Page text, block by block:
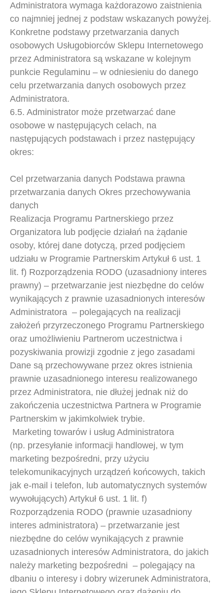
Administratora wymaga każdorazowo zaistnienia
co najmniej jednej z podstaw wskazanych powyżej.
Konkretne podstawy przetwarzania danych
osobowych Usługobiorców Sklepu Internetowego
przez Administratora są wskazane w kolejnym
punkcie Regulaminu – w odniesieniu do danego
celu przetwarzania danych osobowych przez
Administratora.
6.5. Administrator może przetwarzać dane
osobowe w następujących celach, na
następujących podstawach i przez następujący
okres:
Cel przetwarzania danych Podstawa prawna
przetwarzania danych Okres przechowywania
danych
Realizacja Programu Partnerskiego przez
Organizatora lub podjęcie działań na żądanie
osoby, której dane dotyczą, przed podjęciem
udziału w Programie Partnerskim Artykuł 6 ust. 1
lit. f) Rozporządzenia RODO (uzasadniony interes
prawny) – przetwarzanie jest niezbędne do celów
wynikających z prawnie uzasadnionych interesów
Administratora – polegających na realizacji
założeń przyrzeczonego Programu Partnerskiego
oraz umożliwieniu Partnerom uczestnictwa i
pozyskiwania prowizji zgodnie z jego zasadami
Dane są przechowywane przez okres istnienia
prawnie uzasadnionego interesu realizowanego
przez Administratora, nie dłużej jednak niż do
zakończenia uczestnictwa Partnera w Programie
Partnerskim w jakimkolwiek trybie.
Marketing towarów i usług Administratora
(np. przesyłanie informacji handlowej, w tym
marketing bezpośredni, przy użyciu
telekomunikacyjnych urządzeń końcowych, takich
jak e-mail i telefon, lub automatycznych systemów
wywołujących) Artykuł 6 ust. 1 lit. f)
Rozporządzenia RODO (prawnie uzasadniony
interes administratora) – przetwarzanie jest
niezbędne do celów wynikających z prawnie
uzasadnionych interesów Administratora, do jakich
należy marketing bezpośredni – polegający na
dbaniu o interesy i dobry wizerunek Administratora,